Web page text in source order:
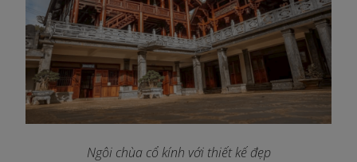
Ngôi chùa cổ kính với thiết kế đẹp